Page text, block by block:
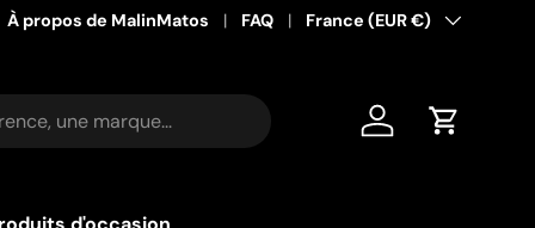
À propos de MalinMatos FAQ Pays
France (EUR €)
Se connecter
Panier